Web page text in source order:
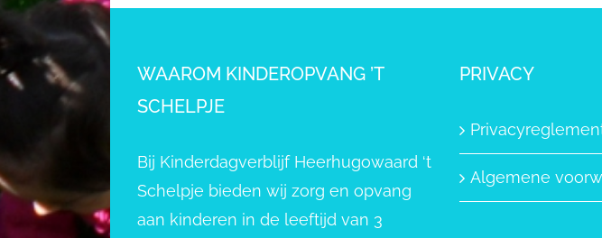
WAAROM KINDEROPVANG ’T
SCHELPJE
Bij Kinderdagverblijf Heerhugowaard ‘t
Schelpje bieden wij zorg en opvang
aan kinderen in de leeftijd van 3
PRIVACY
Algemene